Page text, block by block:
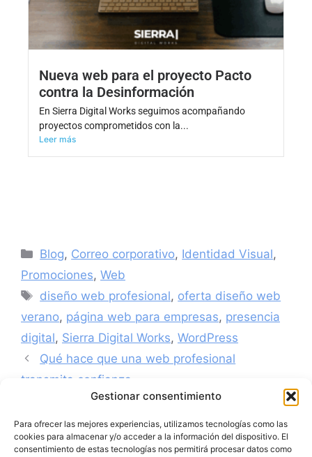
Gestionar consentimiento
Para ofrecer las mejores experiencias, utilizamos tecnologías como las
cookies para almacenar y/o acceder a la información del dispositivo. El
consentimiento de estas tecnologías nos permitirá procesar datos como
Nueva web para el proyecto Pacto
contra la Desinformación
En Sierra Digital Works seguimos acompañando
proyectos comprometidos con la...
Leer más
Blog, Correo corporativo, Identidad Visual,
Promociones, Web
diseño web profesional, oferta diseño web
verano, página web para empresas, presencia
digital, Sierra Digital Works, WordPress
Qué hace que una web profesional
transmita confianza